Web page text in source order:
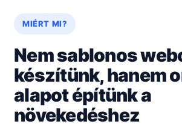
MIÉRT MI?
Nem sablonos
készítünk, hanem
alapot építünk a
növekedéshez